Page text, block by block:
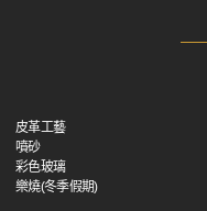
皮革工藝
噴砂
彩色玻璃
樂燒(冬季假期)